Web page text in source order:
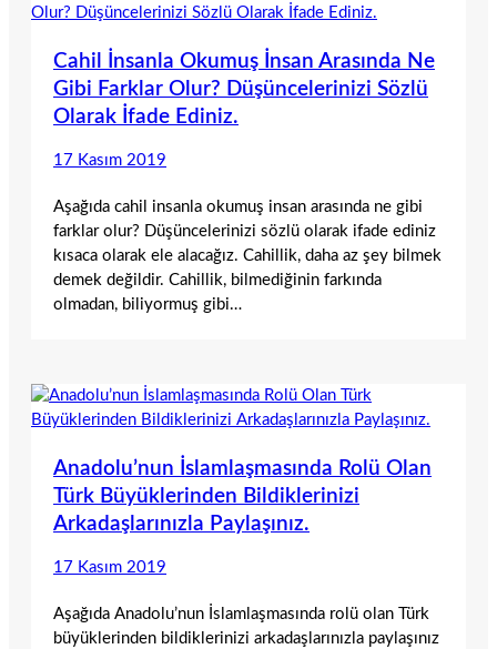
Cahil İnsanla Okumuş İnsan Arasında Ne
Gibi Farklar Olur? Düşüncelerinizi Sözlü
Olarak İfade Ediniz.
17 Kasım 2019
Aşağıda cahil insanla okumuş insan arasında ne gibi
farklar olur? Düşüncelerinizi sözlü olarak ifade ediniz
kısaca olarak ele alacağız. Cahillik, daha az şey bilmek
demek değildir. Cahillik, bilmediğinin farkında
olmadan, biliyormuş gibi…
Anadolu’nun İslamlaşmasında Rolü Olan
Türk Büyüklerinden Bildiklerinizi
Arkadaşlarınızla Paylaşınız.
17 Kasım 2019
Aşağıda Anadolu’nun İslamlaşmasında rolü olan Türk
büyüklerinden bildiklerinizi arkadaşlarınızla paylaşınız